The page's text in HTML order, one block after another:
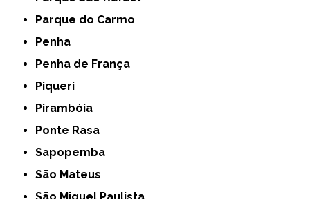
Parque do Carmo
Penha
Penha de França
Piqueri
Pirambóia
Ponte Rasa
Sapopemba
São Mateus